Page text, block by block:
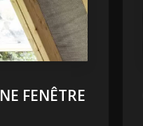
FENÊTRE